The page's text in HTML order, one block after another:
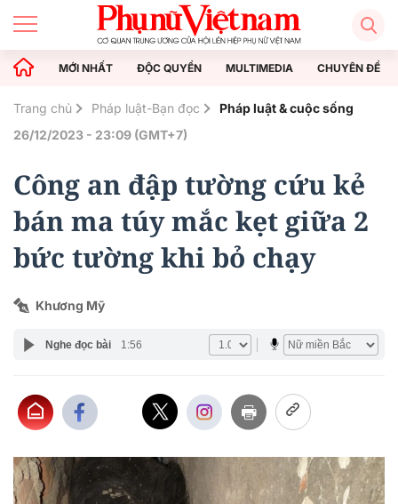
MỚI NHẤT ĐỘC QUYỀN MULTIMEDIA CHUYÊN ĐỀ
Trang chủ Pháp luật-Bạn đọc
Pháp luật & cuộc sống
26/12/2023 - 23:09 (GMT+7)
Công an đập tường cứu kẻ
bán ma túy mắc kẹt giữa 2
bức tường khi bỏ chạy
Khương Mỹ
Nghe đọc bài 1:56